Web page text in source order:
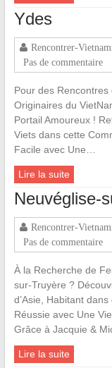
Ydes
Rencontrer-
Pas de commentaire
Pour des
Originaires du
Portail Amoureux !
Viets dans cette
Facile avec Une…
Lire la suite
Neuvéglise-
Rencontrer-
Pas de commentaire
À la Recherche de
sur-Truyère ?
d’Asie, Habitant
Réussie avec Une
Grâce à Jacquie &
Lire la suite